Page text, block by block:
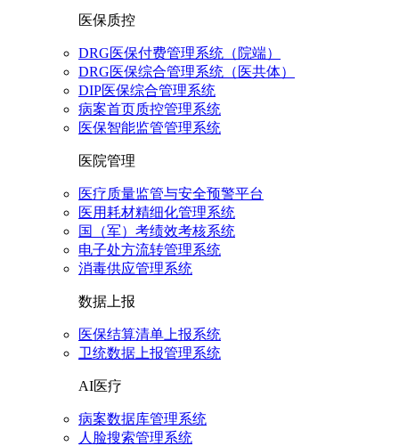
医保质控
DRG医保付费管理系统（院端）
DRG医保综合管理系统（医共体）
DIP医保综合管理系统
病案首页质控管理系统
医保智能监管管理系统
医院管理
医疗质量监管与安全预警平台
医用耗材精细化管理系统
国（军）考绩效考核系统
电子处方流转管理系统
消毒供应管理系统
数据上报
医保结算清单上报系统
卫统数据上报管理系统
AI医疗
病案数据库管理系统
人脸搜索管理系统